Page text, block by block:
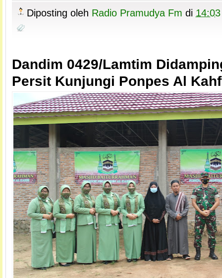
Diposting oleh Radio Pramudya Fm di 14:03
Dandim 0429/Lamtim
Persit Kunjungi Ponpes Al